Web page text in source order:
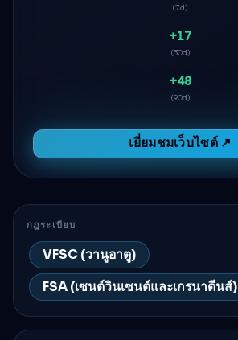
(7d)
+17
(30d)
+48
(90d)
เยี่ยมชมเว็บไซต์ ↗
กฎระเบียบ
VFSC (วานูอาตู)
FSA (เซนต์วินเซนต์และเกรนาดีนส์)